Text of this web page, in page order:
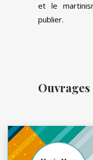
et le
publier.